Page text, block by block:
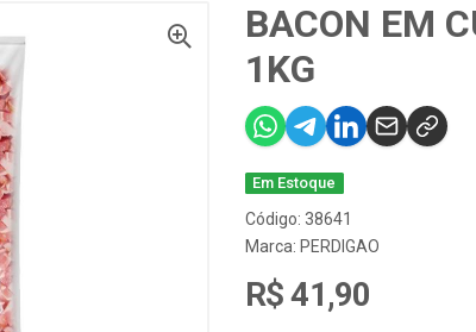
BACON EM
1KG
Em Estoque
Código: 38641
Marca: PERDIGAO
R$ 41,90